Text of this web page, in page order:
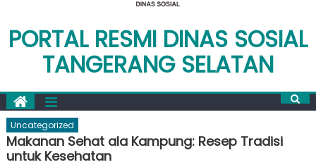
PORTAL RESMI DINAS SOSIAL
TANGERANG SELATAN
Uncategorized
Makanan Sehat ala Kampung: Resep Tradisi
untuk Kesehatan